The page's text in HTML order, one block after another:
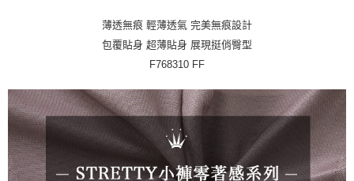
2.透過簡訊連結打開帳單後，可選擇「超商條碼／台灣大直營門市／銀行轉
帳／街口支付／iPASS MONEY」等通路繳費。
1.本服務係由「台灣大哥大股份有限公司」（以下簡稱本公司）所提供，讓
用戶於交易時，得透過本服務購買商品或服務，並由商店將買賣／分期付款
買賣價金債權讓與本公司後，依約使用本公司帳單繳交帳款。
2.基於同意付款使用「大哥付你分期」之契約關係目的，商店將以您的個人
資料（包含姓名、電話或地址）提供予台灣大哥大進項蒐集、處理及利用，
由本公司與您本人進行分期帳單所需資料之確認、核對及更正。
3.完整用戶服務條款，請詳閱以下連結：https://oppay.tw/userRule
１．於結帳方式選擇「AFTEE先享後付」後，將跳轉至「AFTEE先享後付」
結帳頁面，進行簡訊認證並確認金額後，即可完成結帳。
２．訂單成立數日內，您將收到繳費通知簡訊。
３．收到繳費通知簡訊後14天內，點擊此簡訊中的連結，可透過四大超商／
※ 請注意：結帳手續完成當下不需立刻繳費，但若您需要取消訂單，請聯絡
購買商品的店家。未經商家同意取消之訂單仍視為有效，需透過AFTEE先享
後付繳納相關費用。
※ 交易是否成功請以「AFTEE先享後付 」之結帳頁面顯示為準，若有關於
是否繳費成功／繳費後需取消欲退款等相關疑問，請聯繫「AFTEE先享後付
客戶支援中心」https://netprotections.freshdesk.com/support/home
每筆NT$45，滿NT$2,000(含以上)免運費
萊爾富取貨付款
每筆NT$45，滿NT$2,000(含以上)免運費
付款後萊爾富取貨
每筆NT$45，滿NT$2,000(含以上)免運費
薄透無痕 輕薄透氣 完美無痕設計
包覆貼身 超薄貼身 展現挺俏臀型
F768310 FF